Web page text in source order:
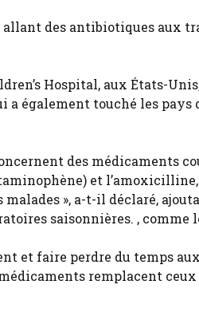
des antibiotiques aux
Hospital, aux États-
également touché les pays
des médicaments
et
», a-t-il déclaré,
saisonnières. , comme
et faire perdre du temps
remplacent ceux